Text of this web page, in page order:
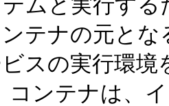
テナの元と
スの実行環境
ンテナは、イ